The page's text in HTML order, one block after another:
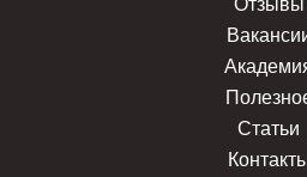
Статьи